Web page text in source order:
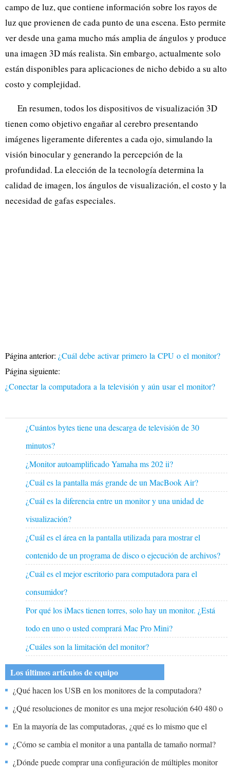
campo de luz, que contiene información sobre los rayos de
luz que provienen de cada punto de una escena. Esto permite
ver desde una gama mucho más amplia de ángulos y produce
una imagen 3D más realista. Sin embargo, actualmente solo
están disponibles para aplicaciones de nicho debido a su alto
costo y complejidad.
En resumen, todos los dispositivos de visualización 3D
tienen como objetivo engañar al cerebro presentando
imágenes ligeramente diferentes a cada ojo, simulando la
visión binocular y generando la percepción de la
profundidad. La elección de la tecnología determina la
calidad de imagen, los ángulos de visualización, el costo y la
necesidad de gafas especiales.
Página anterior: ¿Cuál debe activar primero la CPU o el monitor?
Página siguiente:
¿Conectar la computadora a la televisión y aún usar el monitor?
¿Cuántos bytes tiene una descarga de televisión de 30
minutos?
¿Monitor autoamplificado Yamaha ms 202 ii?
¿Cuál es la pantalla más grande de un MacBook Air?
¿Cuál es la diferencia entre un monitor y una unidad de
visualización?
¿Cuál es el área en la pantalla utilizada para mostrar el
contenido de un programa de disco o ejecución de archivos?
¿Cuál es el mejor escritorio para computadora para el
consumidor?
Por qué los iMacs tienen torres, solo hay un monitor. ¿Está
todo en uno o usted comprará Mac Pro Mini?
¿Cuáles son la limitación del monitor?
Los últimos artículos de equipo
¿Qué hacen los USB en los monitores de la computadora?
¿Qué resoluciones de monitor es una mejor resolución 640 480 o
1024 768?
En la mayoría de las computadoras, ¿qué es lo mismo que el
ancho del autobús?
¿Cómo se cambia el monitor a una pantalla de tamaño normal?
¿Dónde puede comprar una configuración de múltiples monitor